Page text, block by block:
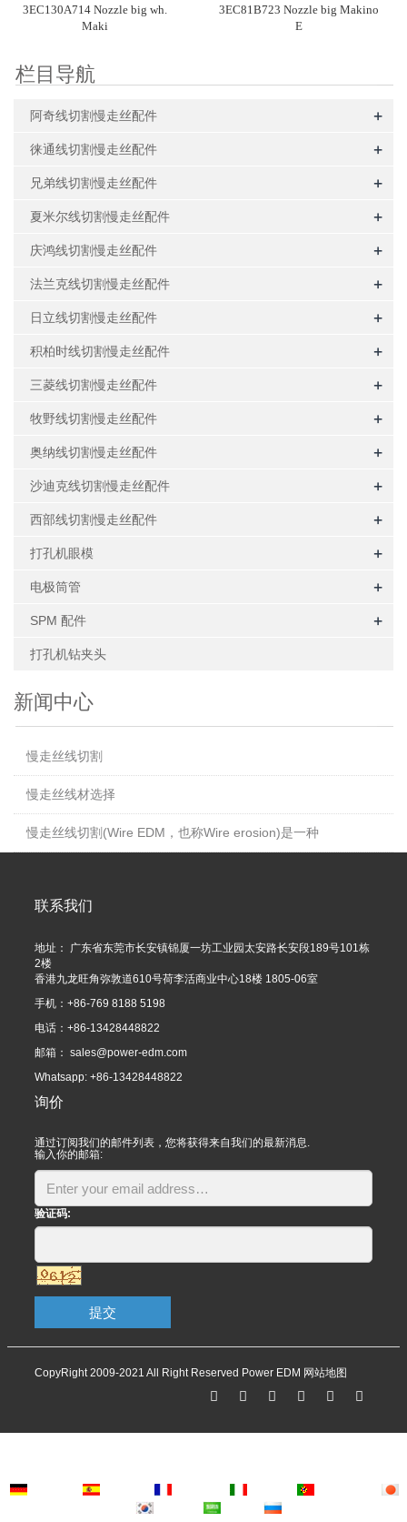
3EC130A714 Nozzle big wh.
Maki
3EC81B723 Nozzle big Makino
E
栏目导航
阿奇线切割慢走丝配件 +
徕通线切割慢走丝配件 +
兄弟线切割慢走丝配件 +
夏米尔线切割慢走丝配件 +
庆鸿线切割慢走丝配件 +
法兰克线切割慢走丝配件 +
日立线切割慢走丝配件 +
积柏时线切割慢走丝配件 +
三菱线切割慢走丝配件 +
牧野线切割慢走丝配件 +
奥纳线切割慢走丝配件 +
沙迪克线切割慢走丝配件 +
西部线切割慢走丝配件 +
打孔机眼模 +
电极筒管 +
SPM 配件 +
打孔机钻夹头
新闻中心
慢走丝线切割
慢走丝线材选择
慢走丝线切割(Wire EDM，也称Wire erosion)是一种
联系我们
地址： 广东省东莞市长安镇锦厦一坊工业园太安路长安段189号101栋
2楼
香港九龙旺角弥敦道610号荷李活商业中心18楼 1805-06室
手机：+86-769 8188 5198
电话：+86-13428448822
邮箱： sales@power-edm.com
Whatsapp: +86-13428448822
询价
通过订阅我们的邮件列表，您将获得来自我们的最新消息.
输入你的邮箱:
验证码:
提交
CopyRight 2009-2021 All Right Reserved Power EDM 网站地图